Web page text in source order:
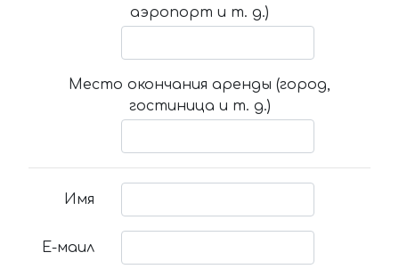
аэропорт и т. д.)
Место окончания аренды (город,
гостиница и т. д.)
Имя
Е-маил